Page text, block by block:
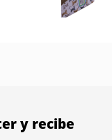
y recibe